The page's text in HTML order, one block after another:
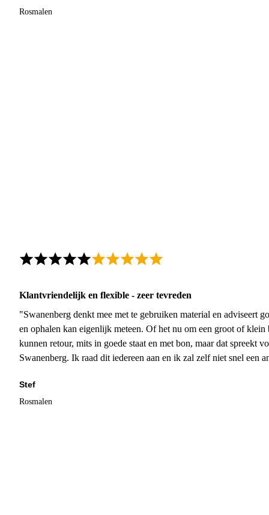
Rosmalen
Klantvriendelijk en flexible - zeer tevreden
"Swanenberg denkt mee met te gebruiken material en adviseert
en ophalen kan eigenlijk meteen. Of het nu om een groot of
kunnen retour, mits in goede staat en met bon, maar dat spreekt
Swanenberg. Ik raad dit iedereen aan en ik zal zelf niet snel een
Stef
Rosmalen